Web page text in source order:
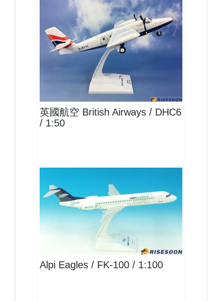
BAW05DH6TP01 $3600
英國航空 British Airways / DHC6
/ 1:50
ELG10F100P01 $1500
Alpi Eagles / FK-100 / 1:100